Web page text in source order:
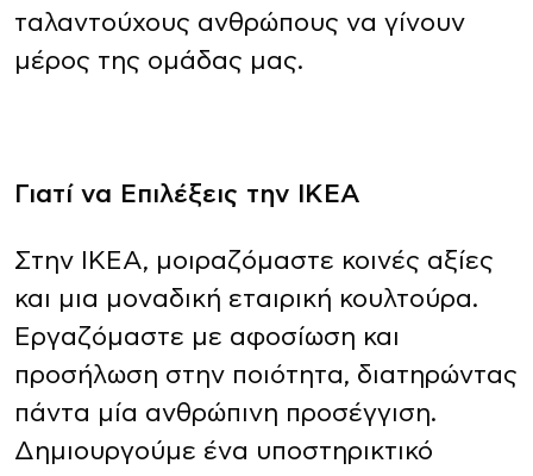
ταλαντούχους ανθρώπους να γίνουν
μέρος της ομάδας μας.
Γιατί να Επιλέξεις την ΙΚΕΑ
Στην ΙΚΕΑ, μοιραζόμαστε κοινές αξίες
και μια μοναδική εταιρική κουλτούρα.
Εργαζόμαστε με αφοσίωση και
προσήλωση στην ποιότητα, διατηρώντας
πάντα μία ανθρώπινη προσέγγιση.
Δημιουργούμε ένα υποστηρικτικό